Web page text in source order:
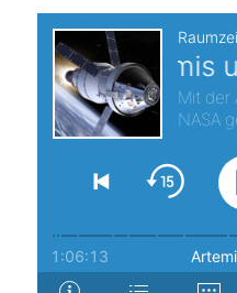
i
n
g
p
r
i
e